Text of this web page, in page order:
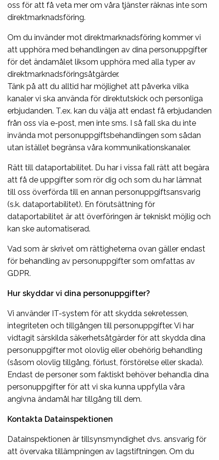
oss för att få veta mer om våra tjänster räknas inte som
direktmarknadsföring.
Om du invänder mot direktmarknadsföring kommer vi
att upphöra med behandlingen av dina personuppgifter
för det ändamålet liksom upphöra med alla typer av
direktmarknadsföringsåtgärder.
Tänk på att du alltid har möjlighet att påverka vilka
kanaler vi ska använda för direktutskick och personliga
erbjudanden. T.ex. kan du välja att endast få erbjudanden
från oss via e-post, men inte sms. I så fall ska du inte
invända mot personuppgiftsbehandlingen som sådan
utan istället begränsa våra kommunikationskanaler.
Rätt till dataportabilitet. Du har i vissa fall rätt att begära
att få de uppgifter som rör dig och som du har lämnat
till oss överförda till en annan personuppgiftsansvarig
(s.k. dataportabilitet). En förutsättning för
dataportabilitet är att överföringen är tekniskt möjlig och
kan ske automatiserad.
Vad som är skrivet om rättigheterna ovan gäller endast
för behandling av personuppgifter som omfattas av
GDPR.
Hur skyddar vi dina personuppgifter?
Vi använder IT-system för att skydda sekretessen,
integriteten och tillgången till personuppgifter. Vi har
vidtagit särskilda säkerhetsåtgärder för att skydda dina
personuppgifter mot olovlig eller obehörig behandling
(såsom olovlig tillgång, förlust, förstörelse eller skada).
Endast de personer som faktiskt behöver behandla dina
personuppgifter för att vi ska kunna uppfylla våra
angivna ändamål har tillgång till dem.
Kontakta Datainspektionen
Datainspektionen är tillsynsmyndighet dvs. ansvarig för
att övervaka tillämpningen av lagstiftningen. Om du